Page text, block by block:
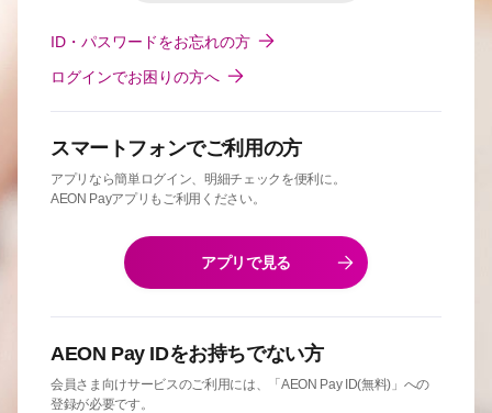
ID・パスワードをお忘れの方
ログインでお困りの方へ
スマートフォンでご利用の方
アプリなら簡単ログイン、明細チェックを便利に。
AEON Payアプリもご利用ください。
アプリで見る
AEON Pay IDをお持ちでない方
会員さま向けサービスのご利用には、「AEON Pay ID(無料)」への
登録が必要です。